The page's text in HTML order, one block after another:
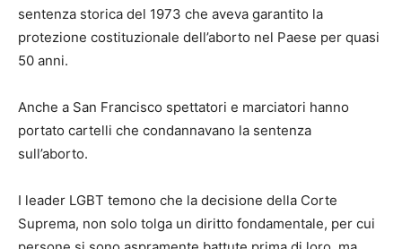
sentenza storica del 1973 che aveva garantito la
protezione costituzionale dell’aborto nel Paese per quasi
50 anni.
Anche a San Francisco spettatori e marciatori hanno
portato cartelli che condannavano la sentenza
sull’aborto.
I leader LGBT temono che la decisione della Corte
Suprema, non solo tolga un diritto fondamentale, per cui